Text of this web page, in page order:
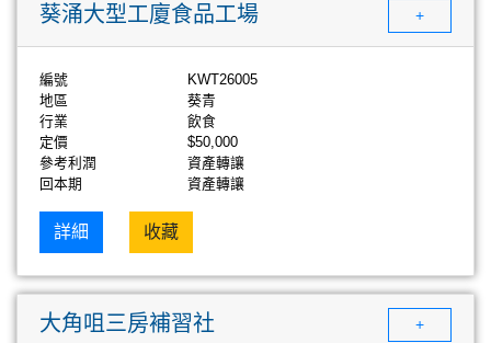
葵涌大型工廈食品工場 +
編號
KWT26005
地區
葵青
行業
飲食
定價
$50,000
參考利潤
資產轉讓
回本期
資產轉讓
詳細 收藏
大角咀三房補習社 +